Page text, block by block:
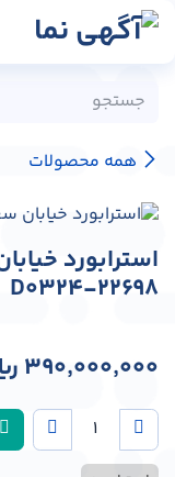
پرش به محتوا
همه محصولات
D0324-22698
390,000,000